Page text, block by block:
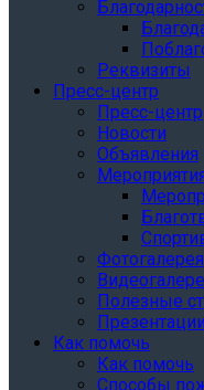
Реквизиты
Пресс-центр
Пресс-центр
Новости
Объявления
Фотогалерея
Полезные
Презентации
Как помочь
Как помочь
Способы